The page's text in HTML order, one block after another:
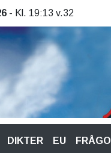
- Kl. 19:13 v.32
DIKTER EU